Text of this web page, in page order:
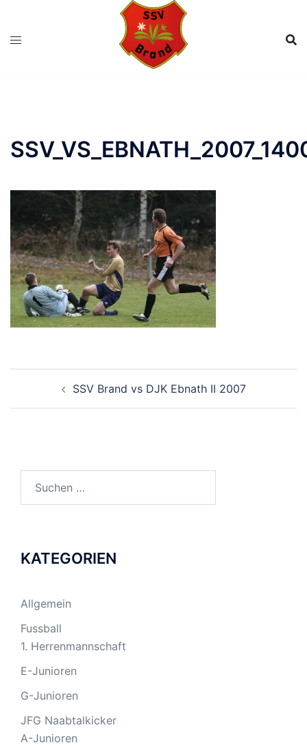
springen
SSV Brand vs DJK Ebnath II 2007
KATEGORIEN
Allgemein
Fussball
1. Herrenmannschaft
E-Junioren
G-Junioren
JFG Naabtalkicker
A-Junioren